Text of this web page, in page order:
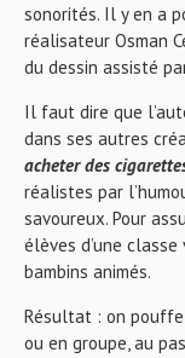
sonorités. Il y en a
réalisateur Osman
du dessin assisté
Il faut dire que
dans ses autres
acheter des
réalistes par
savoureux. Pour
élèves d’une
bambins animés.
Résultat : on
ou en groupe, au